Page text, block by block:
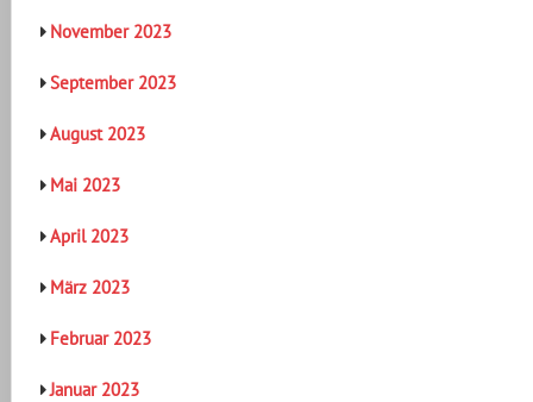
November 2023
September 2023
August 2023
Mai 2023
April 2023
März 2023
Februar 2023
Januar 2023